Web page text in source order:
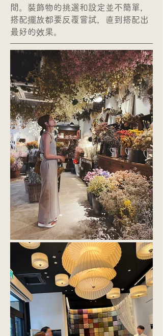
間。裝飾物的挑選和設定並不簡單，
搭配擺放都要反覆嘗試，直到搭配出
最好的效果。